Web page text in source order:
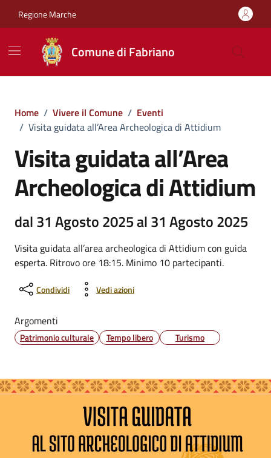
Regione Marche
Comune di Fabriano
Home / Vivere il Comune / Eventi
/ Visita guidata all’Area Archeologica di Attidium
Visita guidata all’Area
Archeologica di Attidium
dal 31 Agosto 2025 al 31 Agosto 2025
Visita guidata all’area archeologica di Attidium con guida
esperta. Ritrovo ore 18:15. Minimo 10 partecipanti.
Condividi Vedi azioni
Argomenti
Patrimonio culturale Tempo libero Turismo